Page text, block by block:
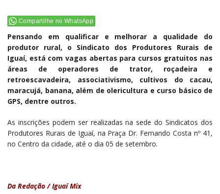
Compartilhe no WhatsApp
Pensando em qualificar e melhorar a qualidade do
produtor rural, o Sindicato dos Produtores Rurais de
Iguaí, está com vagas abertas para cursos gratuitos nas
áreas de operadores de trator, roçadeira e
retroescavadeira, associativismo, cultivos do cacau,
maracujá, banana, além de olericultura e curso básico de
GPS, dentre outros.
As inscrições podem ser realizadas na sede do Sindicatos dos
Produtores Rurais de Iguaí, na Praça Dr. Fernando Costa nº 41,
no Centro da cidade, até o dia 05 de setembro.
Da Redação / Iguaí Mix